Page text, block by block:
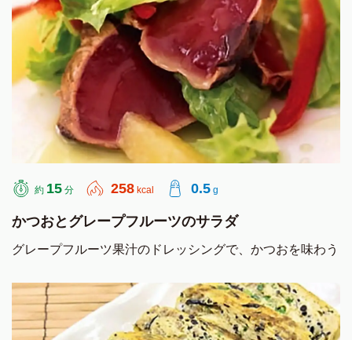
約 15 分 258 kcal 0.5 g
かつおとグレープフルーツのサラダ
グレープフルーツ果汁のドレッシングで、かつおを味わう